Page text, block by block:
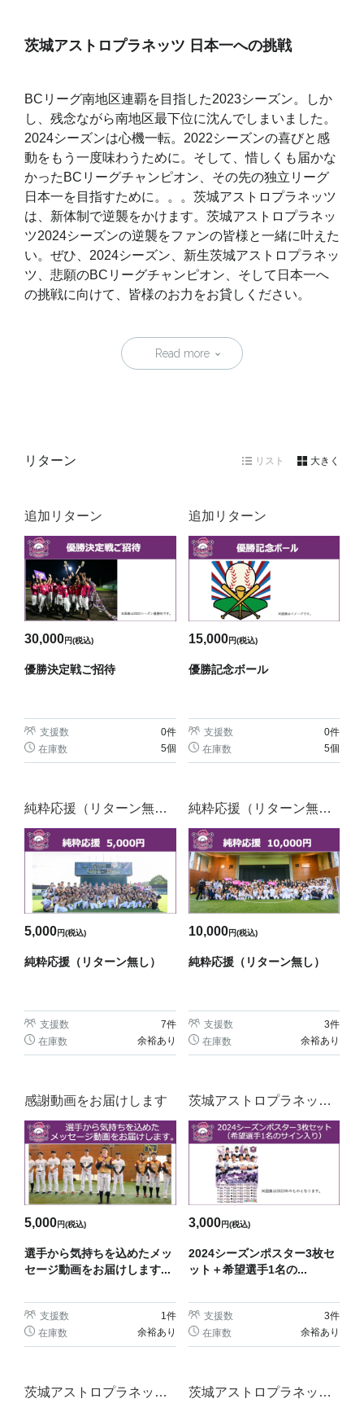
茨城アストロプラネッツ 日本一への挑戦
BCリーグ南地区連覇を目指した2023シーズン。しか
し、残念ながら南地区最下位に沈んでしまいました。
2024シーズンは心機一転。2022シーズンの喜びと感
動をもう一度味わうために。そして、惜しくも届かな
かったBCリーグチャンピオン、その先の独立リーグ
日本一を目指すために。。。茨城アストロプラネッツ
は、新体制で逆襲をかけます。茨城アストロプラネッ
ツ2024シーズンの逆襲をファンの皆様と一緒に叶えた
い。ぜひ、2024シーズン、新生茨城アストロプラネッ
ツ、悲願のBCリーグチャンピオン、そして日本一へ
の挑戦に向けて、皆様のお力をお貸しください。
Read more
リターン リスト 大きく
追加リターン
30,000円(税込)
優勝決定戦ご招待
支援数 0件
在庫数
5個
追加リターン
15,000円(税込)
優勝記念ボール
支援数 0件
在庫数
5個
純粋応援（リターン無
し）
5,000円(税込)
純粋応援（リターン無し）
支援数 7件
在庫数
余裕あり
純粋応援（リターン無
し）
10,000円(税込)
純粋応援（リターン無し）
支援数 3件
在庫数
余裕あり
感謝動画をお届けします
5,000円(税込)
選手から気持ちを込めたメッ
セージ動画をお届けします...
支援数 1件
在庫数
余裕あり
茨城アストロプラネッツ
グッズ
3,000円(税込)
2024シーズンポスター3枚セ
ット＋希望選手1名の...
支援数 3件
在庫数
余裕あり
茨城アストロプラネッツ
茨城アストロプラネッツ